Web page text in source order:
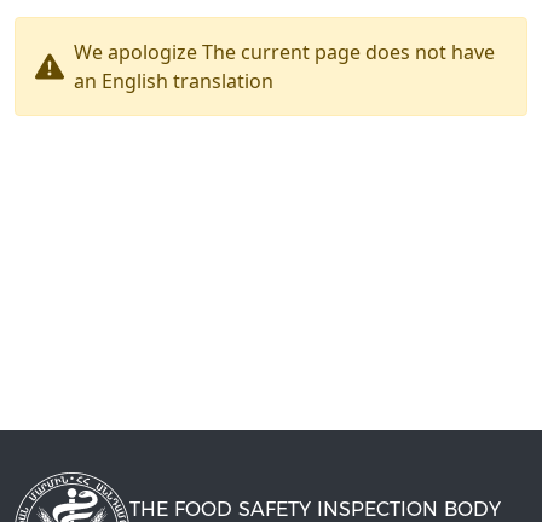
We apologize The current page does not have
an English translation
THE FOOD SAFETY INSPECTION BODY